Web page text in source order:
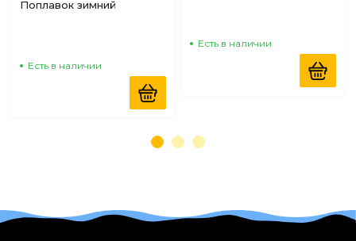
Поплавок зимний
Есть в наличии
Есть в наличии